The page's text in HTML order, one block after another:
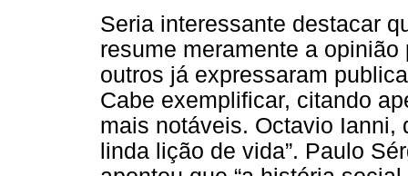
Seria interessante destacar
resume meramente a
outros já expressaram
Cabe exemplificar, citando
mais notáveis. Octavio Ianni,
linda lição de vida”. Paulo